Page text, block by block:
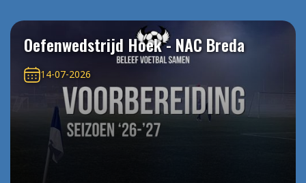
Oefenwedstrijd Hoek - NAC Breda
14-07-2026